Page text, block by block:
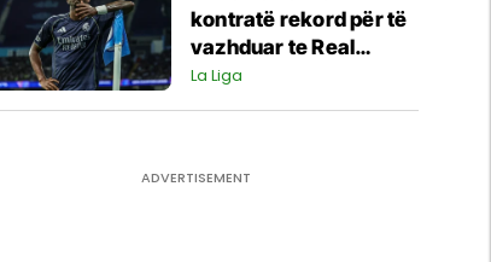
kontratë rekord për të
vazhduar te Real
Madridi - klubi mes dy
La Liga